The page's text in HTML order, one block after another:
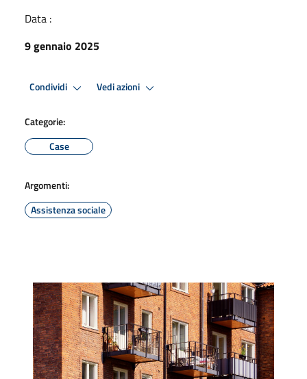
Data :
9 gennaio 2025
Condividi Vedi azioni
Categorie:
Case
Argomenti:
Assistenza sociale